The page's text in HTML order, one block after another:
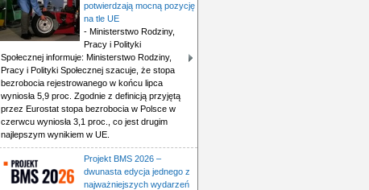
potwierdzają mocną pozycję
na tle UE
- Ministerstwo Rodziny,
Pracy i Polityki
Społecznej informuje: Ministerstwo Rodziny,
Pracy i Polityki Społecznej szacuje, że stopa
bezrobocia rejestrowanego w końcu lipca
wyniosła 5,9 proc. Zgodnie z definicją przyjętą
przez Eurostat stopa bezrobocia w Polsce w
czerwcu wyniosła 3,1 proc., co jest drugim
najlepszym wynikiem w UE.
Projekt BMS 2026 –
dwunasta edycja jednego z
najważniejszych wydarzeń